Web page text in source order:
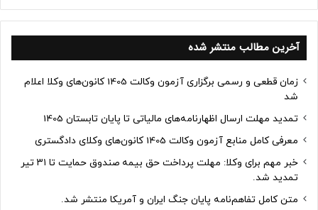
آخرین مطالب منتشر شده
زمان قطعی و رسمی برگزاری آزمون وکالت 1405 کانون‌های وکلا اعلام
شد
تمدید مهلت ارسال اظهارنامه‌های مالیاتی تا پایان تابستان 1405
معرفی کامل منابع آزمون وکالت 1405 کانون‌های وکلای دادگستری
خبر مهم برای وکلا: مهلت پرداخت حق بیمه صندوق حمایت تا ۳۱ تیر
تمدید شد.
متن کامل تفاهم‌نامه پایان جنگ ایران و آمریکا منتشر شد.